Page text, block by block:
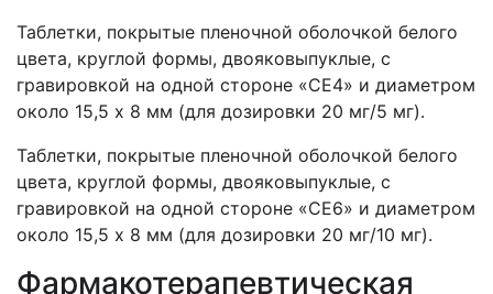
Таблетки, покрытые пленочной оболочкой белого
цвета, круглой формы, двояковыпуклые, с
гравировкой на одной стороне «СЕ4» и диаметром
около 15,5 х 8 мм (для дозировки 20 мг/5 мг).
Таблетки, покрытые пленочной оболочкой белого
цвета, круглой формы, двояковыпуклые, с
гравировкой на одной стороне «СЕ6» и диаметром
около 15,5 х 8 мм (для дозировки 20 мг/10 мг).
Фармакотерапевтическая